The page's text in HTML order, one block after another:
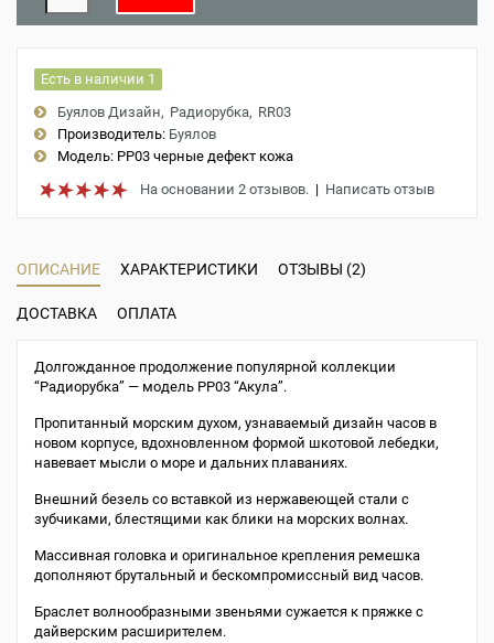
Есть в наличии 1
Буялов Дизайн
Радиорубка RR03
Производитель: Буялов
Модель: РР03 черные дефект кожа
На основании 2 отзывов. | Написать отзыв
ОПИСАНИЕ ХАРАКТЕРИСТИКИ ОТЗЫВЫ (2)
ДОСТАВКА ОПЛАТА
Долгожданное продолжение популярной коллекции
“Радиорубка” — модель РР03 “Акула”.
Пропитанный морским духом, узнаваемый дизайн часов в
новом корпусе, вдохновленном формой шкотовой лебедки,
навевает мысли о море и дальних плаваниях.
Внешний безель со вставкой из нержавеющей стали с
зубчиками, блестящими как блики на морских волнах.
Массивная головка и оригинальное крепления ремешка
дополняют брутальный и бескомпромиссный вид часов.
Браслет волнообразными звеньями сужается к пряжке с
дайверским расширителем.